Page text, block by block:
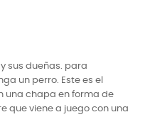
sus dueñas. para
un perro. Este es el
una chapa en forma de
que viene a juego con una